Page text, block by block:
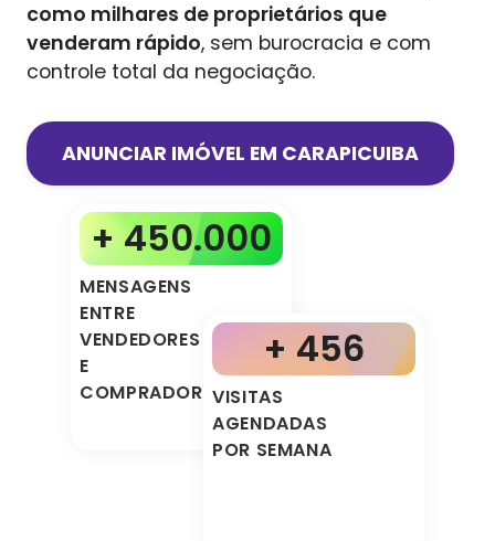
como milhares de proprietários que
venderam rápido, sem burocracia e com
controle total da negociação.
ANUNCIAR IMÓVEL EM CARAPICUIBA
+ 450.000
MENSAGENS
ENTRE
VENDEDORES
E
COMPRADORES
+ 456
VISITAS
AGENDADAS
POR SEMANA